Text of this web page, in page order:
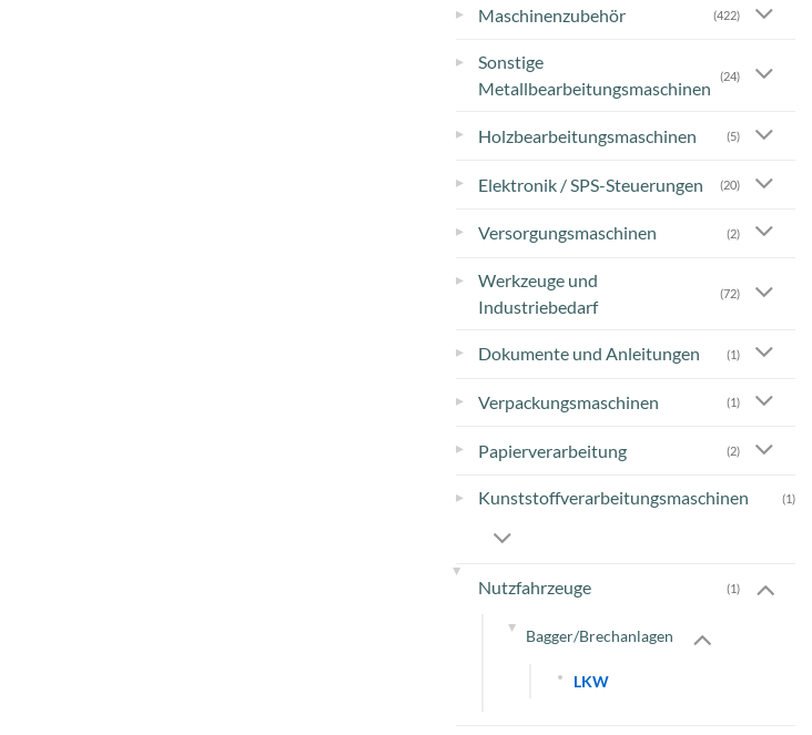
▸ Maschinenzubehör (422)
▸
Sonstige
Metallbearbeitungsmaschinen
(24)
▸ Holzbearbeitungsmaschinen (5)
▸ Elektronik / SPS-Steuerungen (20)
▸ Versorgungsmaschinen (2)
▸
Werkzeuge und
Industriebedarf
(72)
▸ Dokumente und Anleitungen (1)
▸ Verpackungsmaschinen (1)
▸ Papierverarbeitung (2)
▸ Kunststoffverarbeitungsmaschinen (1)
▸
Nutzfahrzeuge (1)
▸ Bagger/Brechanlagen
LKW